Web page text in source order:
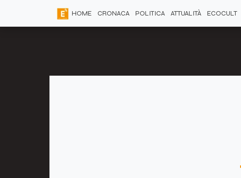
HOME CRONACA POLITICA ATTUALITÀ ECOCULT